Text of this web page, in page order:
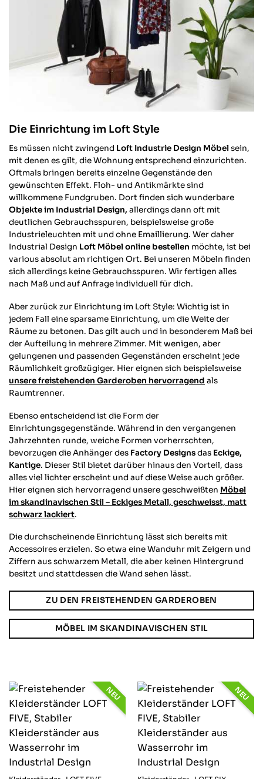
Die Einrichtung im Loft Style
Es müssen nicht zwingend Loft Industrie Design Möbelsein,
mit denen es gilt, die Wohnung entsprechend einzurichten.
Oftmals bringen bereits einzelne Gegenstände den
gewünschten Effekt. Floh- und Antikmärkte sind
willkommene Fundgruben. Dort finden sich wunderbare
Objekte im Industrial Design, allerdings dann oft mit
deutlichen Gebrauchsspuren, beispielsweise große
Industrieleuchten mit und ohne Emaillierung. Wer daher
Industrial Design Loft Möbel online bestellen möchte, ist bei
various absolut am richtigen Ort. Bei unseren Möbeln finden
sich allerdings keine Gebrauchsspuren. Wir fertigen alles
nach Maß und auf Anfrage individuell für dich.
Aber zurück zur Einrichtung im Loft Style: Wichtig ist in
jedem Fall eine sparsame Einrichtung, um die Weite der
Räume zu betonen. Das gilt auch und in besonderem Maß bei
der Aufteilung in mehrere Zimmer. Mit wenigen, aber
gelungenen und passenden Gegenständen erscheint jede
Räumlichkeit großzügiger. Hier eignen sich beispielsweise
unsere freistehenden Garderoben hervorragend als
Raumtrenner.
Ebenso entscheidend ist die Form der
Einrichtungsgegenstände. Während in den vergangenen
Jahrzehnten runde, weiche Formen vorherrschten,
bevorzugen die Anhänger des Factory Designsdas Eckige,
Kantige. Dieser Stil bietet darüber hinaus den Vorteil, dass
alles viel lichter erscheint und auf diese Weise auch größer.
Hier eignen sich hervorragend unsere geschweißten Möbel
im skandinavischen Stil – Eckiges Metall, geschweisst, matt
schwarz lackiert.
Die durchscheinende Einrichtung lässt sich bereits mit
Accessoires erzielen. So etwa eine Wanduhr mit Zeigern und
Ziffern aus schwarzem Metall, die aber keinen Hintergrund
besitzt und stattdessen die Wand sehen lässt.
ZU DEN FREISTEHENDEN GARDEROBEN
MÖBEL IM SKANDINAVISCHEN STIL
NEU NEU
4,64 Rating 868 Bewertungen
Anonym
Verifizierter Kunde
Twitter
Facebook
Oberhausen, DE, 30.3.2026